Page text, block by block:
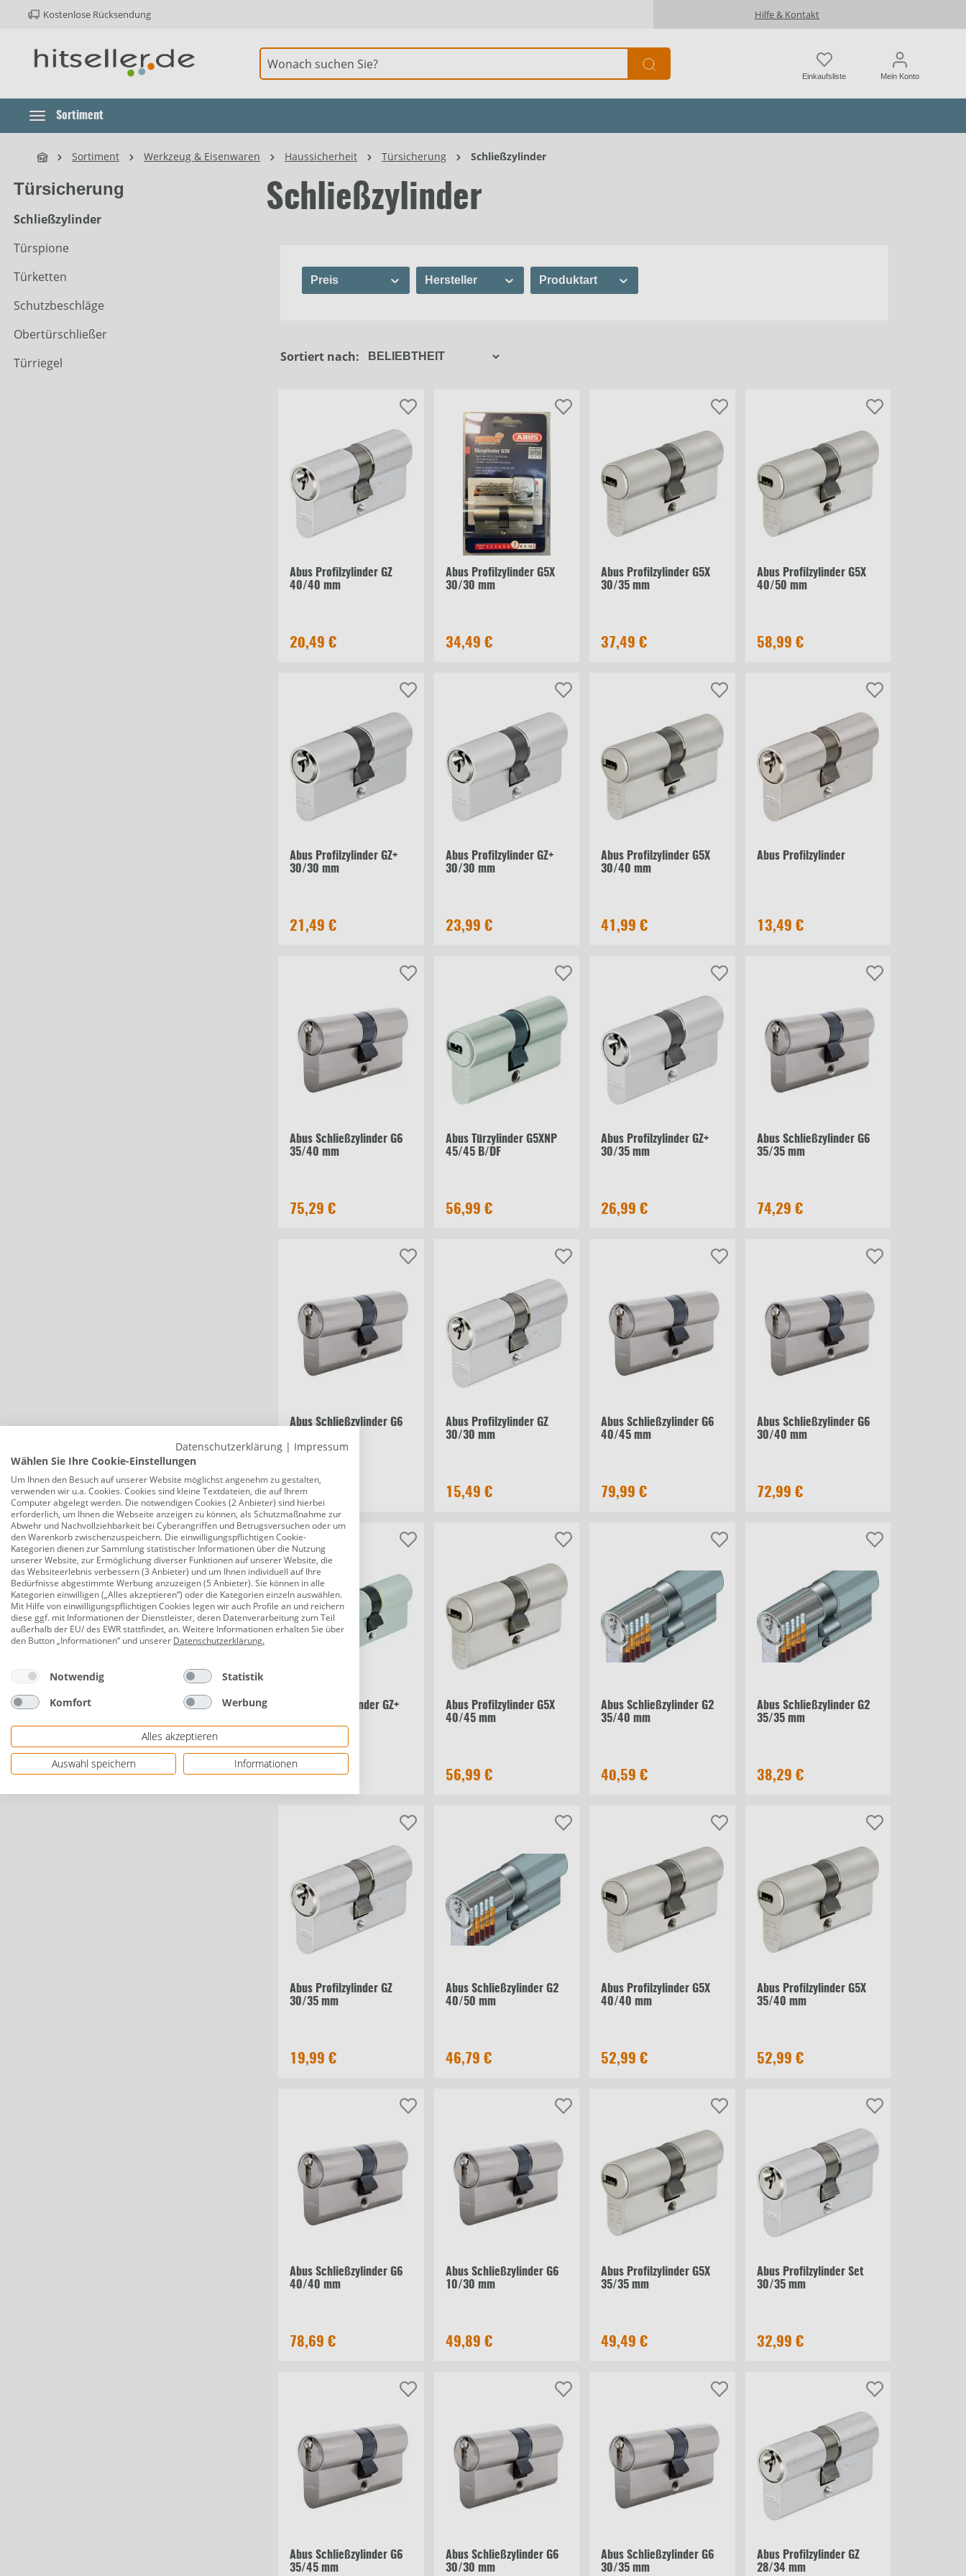
Hauptnavigation springen
Kostenlose Rücksendung Hilfe & Kontakt
Einkaufsliste Mein Konto
Sortiment
Sortiment Werkzeug & Eisenwaren Haussicherheit Türsicherung Schließzylinder
Türsicherung
Schließzylinder
Türspione
Türketten
Schutzbeschläge
Obertürschließer
Türriegel
Schließzylinder
Preis Hersteller Produktart
Profilzylinder
Schraube
Sortiert nach:
Abus Profilzylinder GZ
40/40 mm
20,49 €
Abus Profilzylinder G5X
30/30 mm
34,49 €
Abus Profilzylinder G5X
30/35 mm
37,49 €
Abus Profilzylinder G5X
40/50 mm
58,99 €
Abus Profilzylinder GZ+
30/30 mm
21,49 €
Abus Profilzylinder GZ+
30/30 mm
23,99 €
Abus Profilzylinder G5X
30/40 mm
41,99 €
Abus Profilzylinder
13,49 €
Abus Schließzylinder G6
35/40 mm
75,29 €
Abus Türzylinder G5XNP
45/45 B/DF
56,99 €
Abus Profilzylinder GZ+
30/35 mm
26,99 €
Abus Schließzylinder G6
35/35 mm
74,29 €
Abus Schließzylinder G6
81,19 €
Abus Profilzylinder GZ
30/30 mm
15,49 €
Abus Schließzylinder G6
40/45 mm
79,99 €
Abus Schließzylinder G6
30/40 mm
72,99 €
Abus Knaufzylinder GZ+
33,49 €
Abus Profilzylinder G5X
40/45 mm
56,99 €
Abus Schließzylinder G2
35/40 mm
40,59 €
Abus Schließzylinder G2
35/35 mm
38,29 €
Abus Profilzylinder GZ
30/35 mm
19,99 €
Abus Schließzylinder G2
40/50 mm
46,79 €
Abus Profilzylinder G5X
40/40 mm
52,99 €
Abus Profilzylinder G5X
35/40 mm
52,99 €
Abus Schließzylinder G6
40/40 mm
78,69 €
Abus Schließzylinder G6
10/30 mm
49,89 €
Abus Profilzylinder G5X
35/35 mm
49,49 €
Abus Profilzylinder Set
30/35 mm
32,99 €
Abus Schließzylinder G6
35/45 mm
Abus Schließzylinder G6
30/30 mm
Abus Schließzylinder G6
30/35 mm
Abus Profilzylinder GZ
28/34 mm
Datenschutzerklärung | Impressum
Wählen Sie Ihre Cookie-Einstellungen
Um Ihnen den Besuch auf unserer Website möglichst angenehm zu gestalten,
verwenden wir u.a. Cookies. Cookies sind kleine Textdateien, die auf Ihrem
Computer abgelegt werden. Die notwendigen Cookies (2 Anbieter) sind hierbei
erforderlich, um Ihnen die Webseite anzeigen zu können, als Schutzmaßnahme zur
Abwehr und Nachvollziehbarkeit bei Cyberangriffen und Betrugsversuchen oder um
den Warenkorb zwischenzuspeichern. Die einwilligungspflichtigen Cookie-
Kategorien dienen zur Sammlung statistischer Informationen über die Nutzung
unserer Website, zur Ermöglichung diverser Funktionen auf unserer Website, die
das Websiteerlebnis verbessern (3 Anbieter) und um Ihnen individuell auf Ihre
Bedürfnisse abgestimmte Werbung anzuzeigen (5 Anbieter). Sie können in alle
Kategorien einwilligen („Alles akzeptieren“) oder die Kategorien einzeln auswählen.
Mit Hilfe von einwilligungspflichtigen Cookies legen wir auch Profile an und reichern
diese ggf. mit Informationen der Dienstleister, deren Datenverarbeitung zum Teil
außerhalb der EU/ des EWR stattfindet, an. Weitere Informationen erhalten Sie über
den Button „Informationen“ und unserer Datenschutzerklärung.
Notwendig
Statistik
Komfort
Werbung
Alles akzeptieren
Auswahl speichern
Informationen